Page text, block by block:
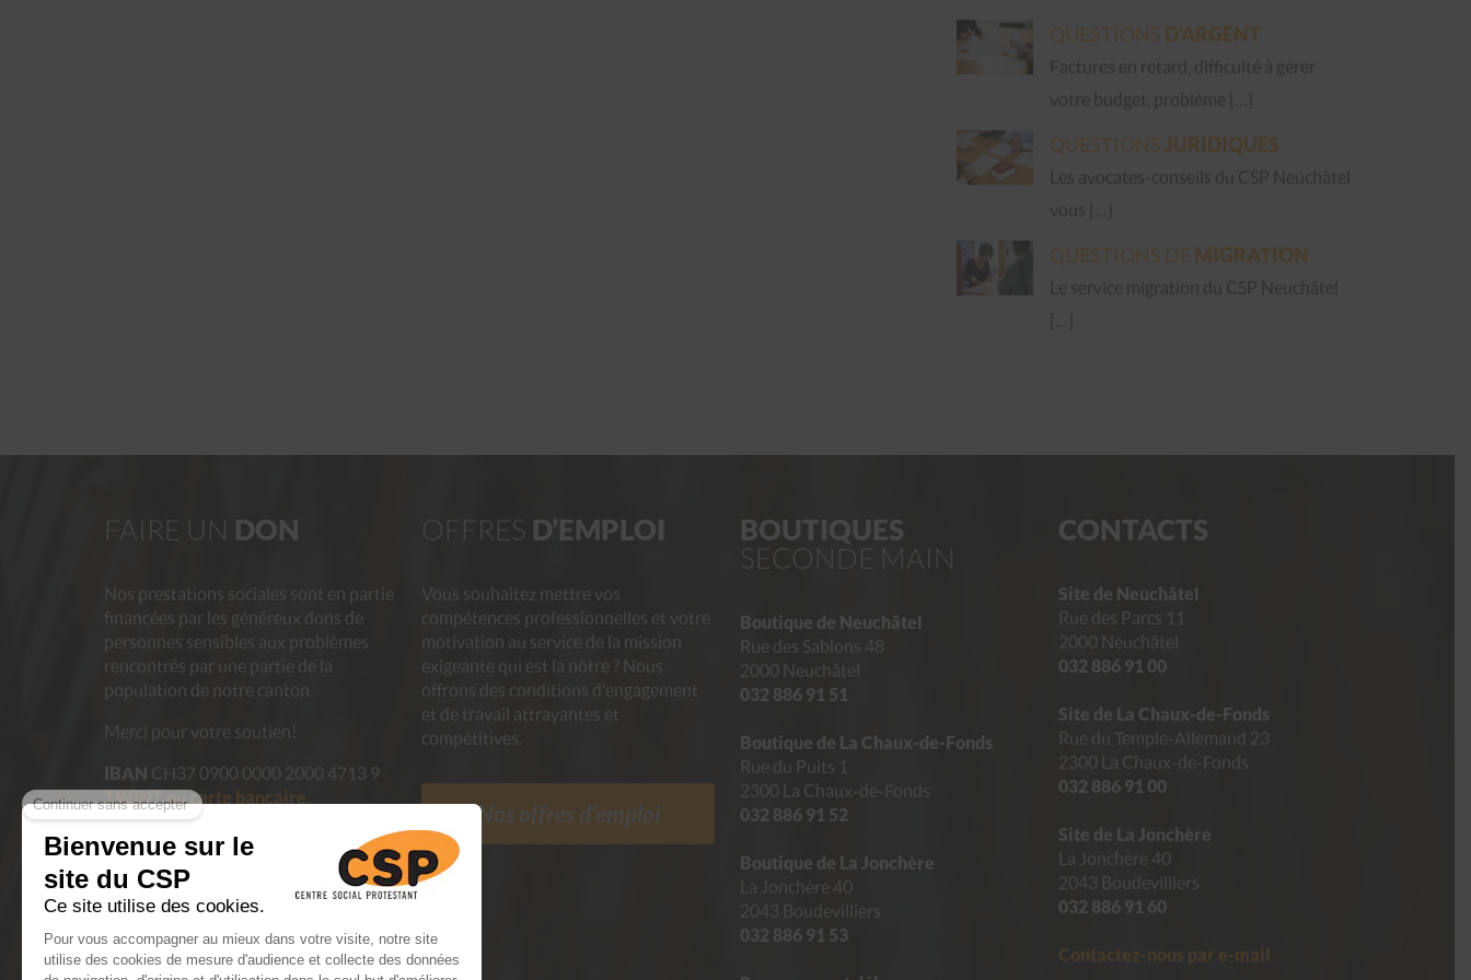
QUESTIONS D'ARGENT
Factures en retard, difficulté à gérer
votre budget, problème […]
QUESTIONS JURIDIQUES
Les avocates-conseils du CSP Neuchâtel
vous […]
QUESTIONS DE MIGRATION
Le service migration du CSP Neuchâtel
FAIRE UN DON
Nos prestations sociales sont en partie
financées par les généreux dons de
personnes sensibles aux problèmes
rencontrés par une partie de la
population de notre canton.
Merci pour votre soutien!
IBAN CH37 0900 0000 2000 4713 9
TWINT ou carte bancaire
Successions et legs
Dons de meubles et objets en bon
à nos boutiques seconde main
En savoir plus
OFFRES D’EMPLOI
Vous souhaitez mettre vos
compétences professionnelles et votre
motivation au service de la mission
exigeante qui est la nôtre ? Nous
offrons des conditions d'engagement
et de travail attrayantes et
compétitives.
Nos offres d'emploi
BOUTIQUES
SECONDE MAIN
Boutique de Neuchâtel
Rue des Sablons 48
2000 Neuchâtel
032 886 91 51
Boutique de La Chaux-de-Fonds
Rue du Puits 1
2300 La Chaux-de-Fonds
032 886 91 52
Boutique de La Jonchère
La Jonchère 40
2043 Boudevilliers
032 886 91 53
CONTACTS
Site de Neuchâtel
Rue des Parcs 11
2000 Neuchâtel
032 886 91 00
Site de La Chaux-de-Fonds
Rue du Temple-Allemand 23
2300 La Chaux-de-Fonds
032 886 91 00
Site de La Jonchère
La Jonchère 40
2043 Boudevilliers
032 886 91 60
Contactez-nous par e-mail